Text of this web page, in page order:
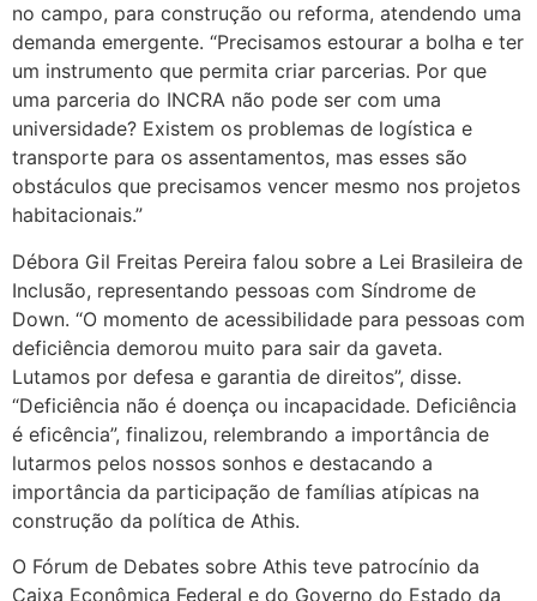
no campo, para construção ou reforma, atendendo uma
demanda emergente. “Precisamos estourar a bolha e ter
um instrumento que permita criar parcerias. Por que
uma parceria do INCRA não pode ser com uma
universidade? Existem os problemas de logística e
transporte para os assentamentos, mas esses são
obstáculos que precisamos vencer mesmo nos projetos
habitacionais.”
Débora Gil Freitas Pereira falou sobre a Lei Brasileira de
Inclusão, representando pessoas com Síndrome de
Down. “O momento de acessibilidade para pessoas com
deficiência demorou muito para sair da gaveta.
Lutamos por defesa e garantia de direitos”, disse.
“Deficiência não é doença ou incapacidade. Deficiência
é eficência”, finalizou, relembrando a importância de
lutarmos pelos nossos sonhos e destacando a
importância da participação de famílias atípicas na
construção da política de Athis.
O Fórum de Debates sobre Athis teve patrocínio da
Caixa Econômica Federal e do Governo do Estado da